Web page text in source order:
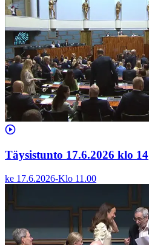
Täysistunto 17.6.2026 klo 14
ke 17.6.2026-Klo 11.00